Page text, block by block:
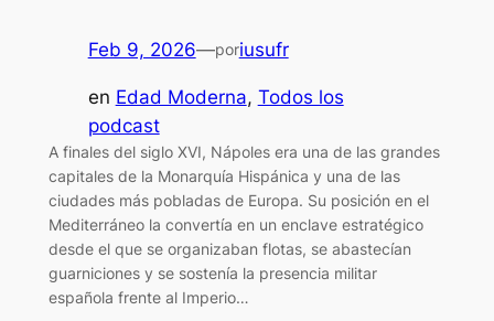
Feb 9, 2026—poriusufr
en Edad Moderna, Todos los
podcast
A finales del siglo XVI, Nápoles era una de las grandes
capitales de la Monarquía Hispánica y una de las
ciudades más pobladas de Europa. Su posición en el
Mediterráneo la convertía en un enclave estratégico
desde el que se organizaban flotas, se abastecían
guarniciones y se sostenía la presencia militar
española frente al Imperio…